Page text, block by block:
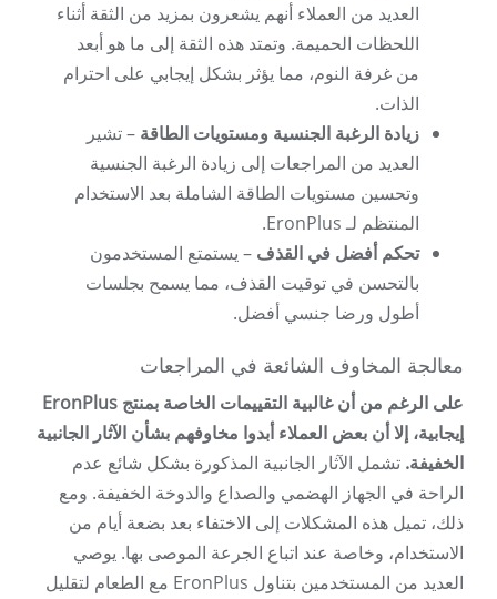
العديد من العملاء أنهم يشعرون بمزيد من الثقة أثناء
اللحظات الحميمة. وتمتد هذه الثقة إلى ما هو أبعد
من غرفة النوم، مما يؤثر بشكل إيجابي على احترام
الذات.
زيادة الرغبة الجنسية ومستويات الطاقة – تشير
العديد من المراجعات إلى زيادة الرغبة الجنسية
وتحسين مستويات الطاقة الشاملة بعد الاستخدام
المنتظم لـ EronPlus.
تحكم أفضل في القذف – يستمتع المستخدمون
بالتحسن في توقيت القذف، مما يسمح بجلسات
أطول ورضا جنسي أفضل.
معالجة المخاوف الشائعة في المراجعات
على الرغم من أن غالبية التقييمات الخاصة بمنتج EronPlus
إيجابية، إلا أن بعض العملاء أبدوا مخاوفهم بشأن الآثار الجانبية
الخفيفة. تشمل الآثار الجانبية المذكورة بشكل شائع عدم
الراحة في الجهاز الهضمي والصداع والدوخة الخفيفة. ومع
ذلك، تميل هذه المشكلات إلى الاختفاء بعد بضعة أيام من
الاستخدام، وخاصة عند اتباع الجرعة الموصى بها. يوصي
العديد من المستخدمين بتناول EronPlus مع الطعام لتقليل